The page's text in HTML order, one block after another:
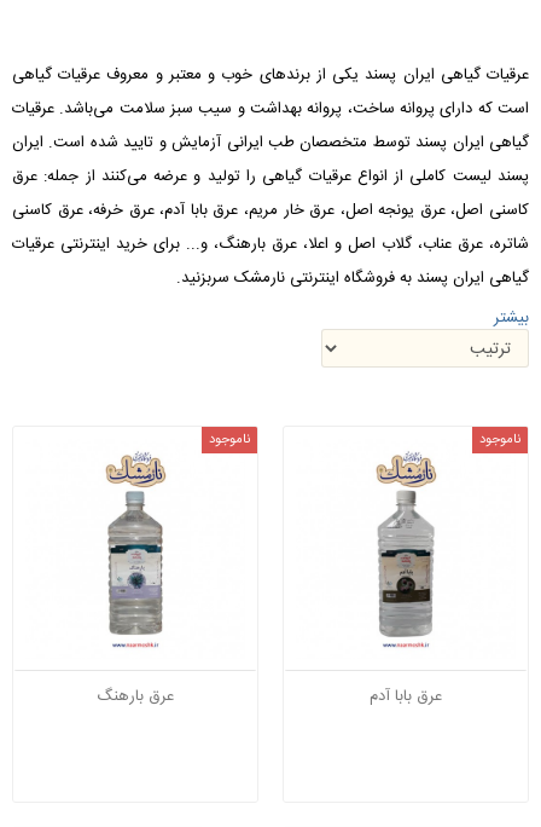
عرقیات گیاهی ایران پسند یکی از برندهای خوب و معتبر و معروف عرقیات گیاهی
است که دارای پروانه ساخت، پروانه بهداشت و سیب سبز سلامت می‌باشد. عرقیات
گیاهی ایران پسند توسط متخصصان طب ایرانی آزمایش و تایید شده است. ایران
پسند لیست کاملی از انواع عرقیات گیاهی را تولید و عرضه می‌کنند از جمله: عرق
کاسنی اصل، عرق یونجه اصل، عرق خار مریم، عرق بابا آدم، عرق خرفه، عرق کاسنی
شاتره، عرق عناب، گلاب اصل و اعلا، عرق بارهنگ، و... برای خرید اینترنتی عرقیات
گیاهی ایران پسند به فروشگاه اینترنتی نارمشک سربزنید.
بیشتر
عرق بابا آدم
ناموجود
عرق بارهنگ
ناموجود